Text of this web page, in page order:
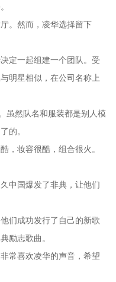
。然而，凌华选择留下
定一起组建一个团队。受
明星相似，在公司名称上
虽然队名和服装都是别人模
的。
，妆容很酷，组合很火。
中国爆发了非典，让他们
们成功发行了自己的新歌
励志歌曲。
常喜欢凌华的声音，希望